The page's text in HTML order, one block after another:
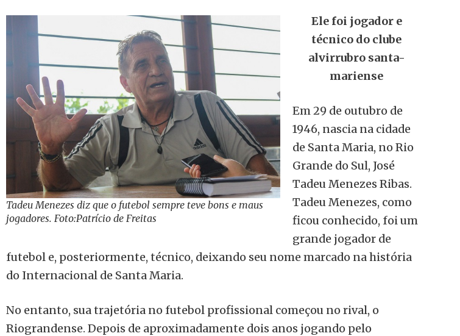
Tadeu Menezes diz que o futebol sempre teve bons e maus
jogadores. Foto:Patrício de Freitas
Ele foi jogador e
técnico do clube
alvirrubro santa-
mariense
Em 29 de outubro de
1946, nascia na cidade
de Santa Maria, no Rio
Grande do Sul, José
Tadeu Menezes Ribas.
Tadeu Menezes, como
ficou conhecido, foi um
grande jogador de
futebol e, posteriormente, técnico, deixando seu nome marcado na história
do Internacional de Santa Maria.
No entanto, sua trajetória no futebol profissional começou no rival, o
Riograndense. Depois de aproximadamente dois anos jogando pelo